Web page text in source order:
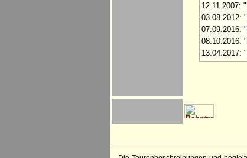
12.11.2007:
03.08.2012:
07.09.2016: "
08.10.2016:
13.04.2017: